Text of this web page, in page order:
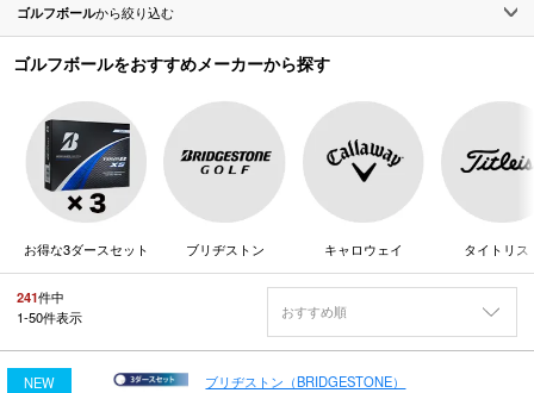
ゴルフボールから絞り込む
ゴルフボールをおすすめメーカーから探す
お得な3ダースセット ブリヂストン キャロウェイ タイトリス
241件中
1-50件表示 おすすめ順
NEW ブリヂストン（BRIDGESTONE）